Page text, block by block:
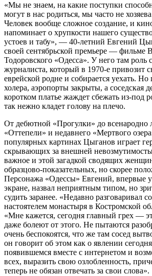
«Мы не знаем, на какие поступки
могут в нас родиться, мы часто не
Человек вообще сложное создание, и
напоминает о хрупкости нашего
устоев и табу», — 40‑летний Евгений
своей сентябрьской премьере — фильме
Тодоровского «Одесса». У него там роль
журналиста, который в 1970‑е привозит
еврейской родне и собирается уехать. Но
холера, аэропорты закрыты, а соседская
коротком платье жаждет сбежать из-под
так нежно кладет голову на плечо.
От дебютной «Прогулки» до
«Оттепели» и недавнего «Мертвого
популярных картинах Цыганов играет
скрывающих за внешней
важное и этой загадкой сводящих
образцово-показательных, но скорее
Персонажа «Одессы» Евгений, впервые
экране, назвал неприятным типом, но
судить заранее. «Недавно разговаривал
настоятелем монастыря в Костромской
«Мне кажется, сегодня главный грех —
даже болеют от этого. Не пытаются
очень беспокоятся, что же там сосед
он говорит об этом как о явлении
появившемся вместе с интернетом и
всех, выразить свою озлобленность,
теперь не обязан отвечать за свои слова».